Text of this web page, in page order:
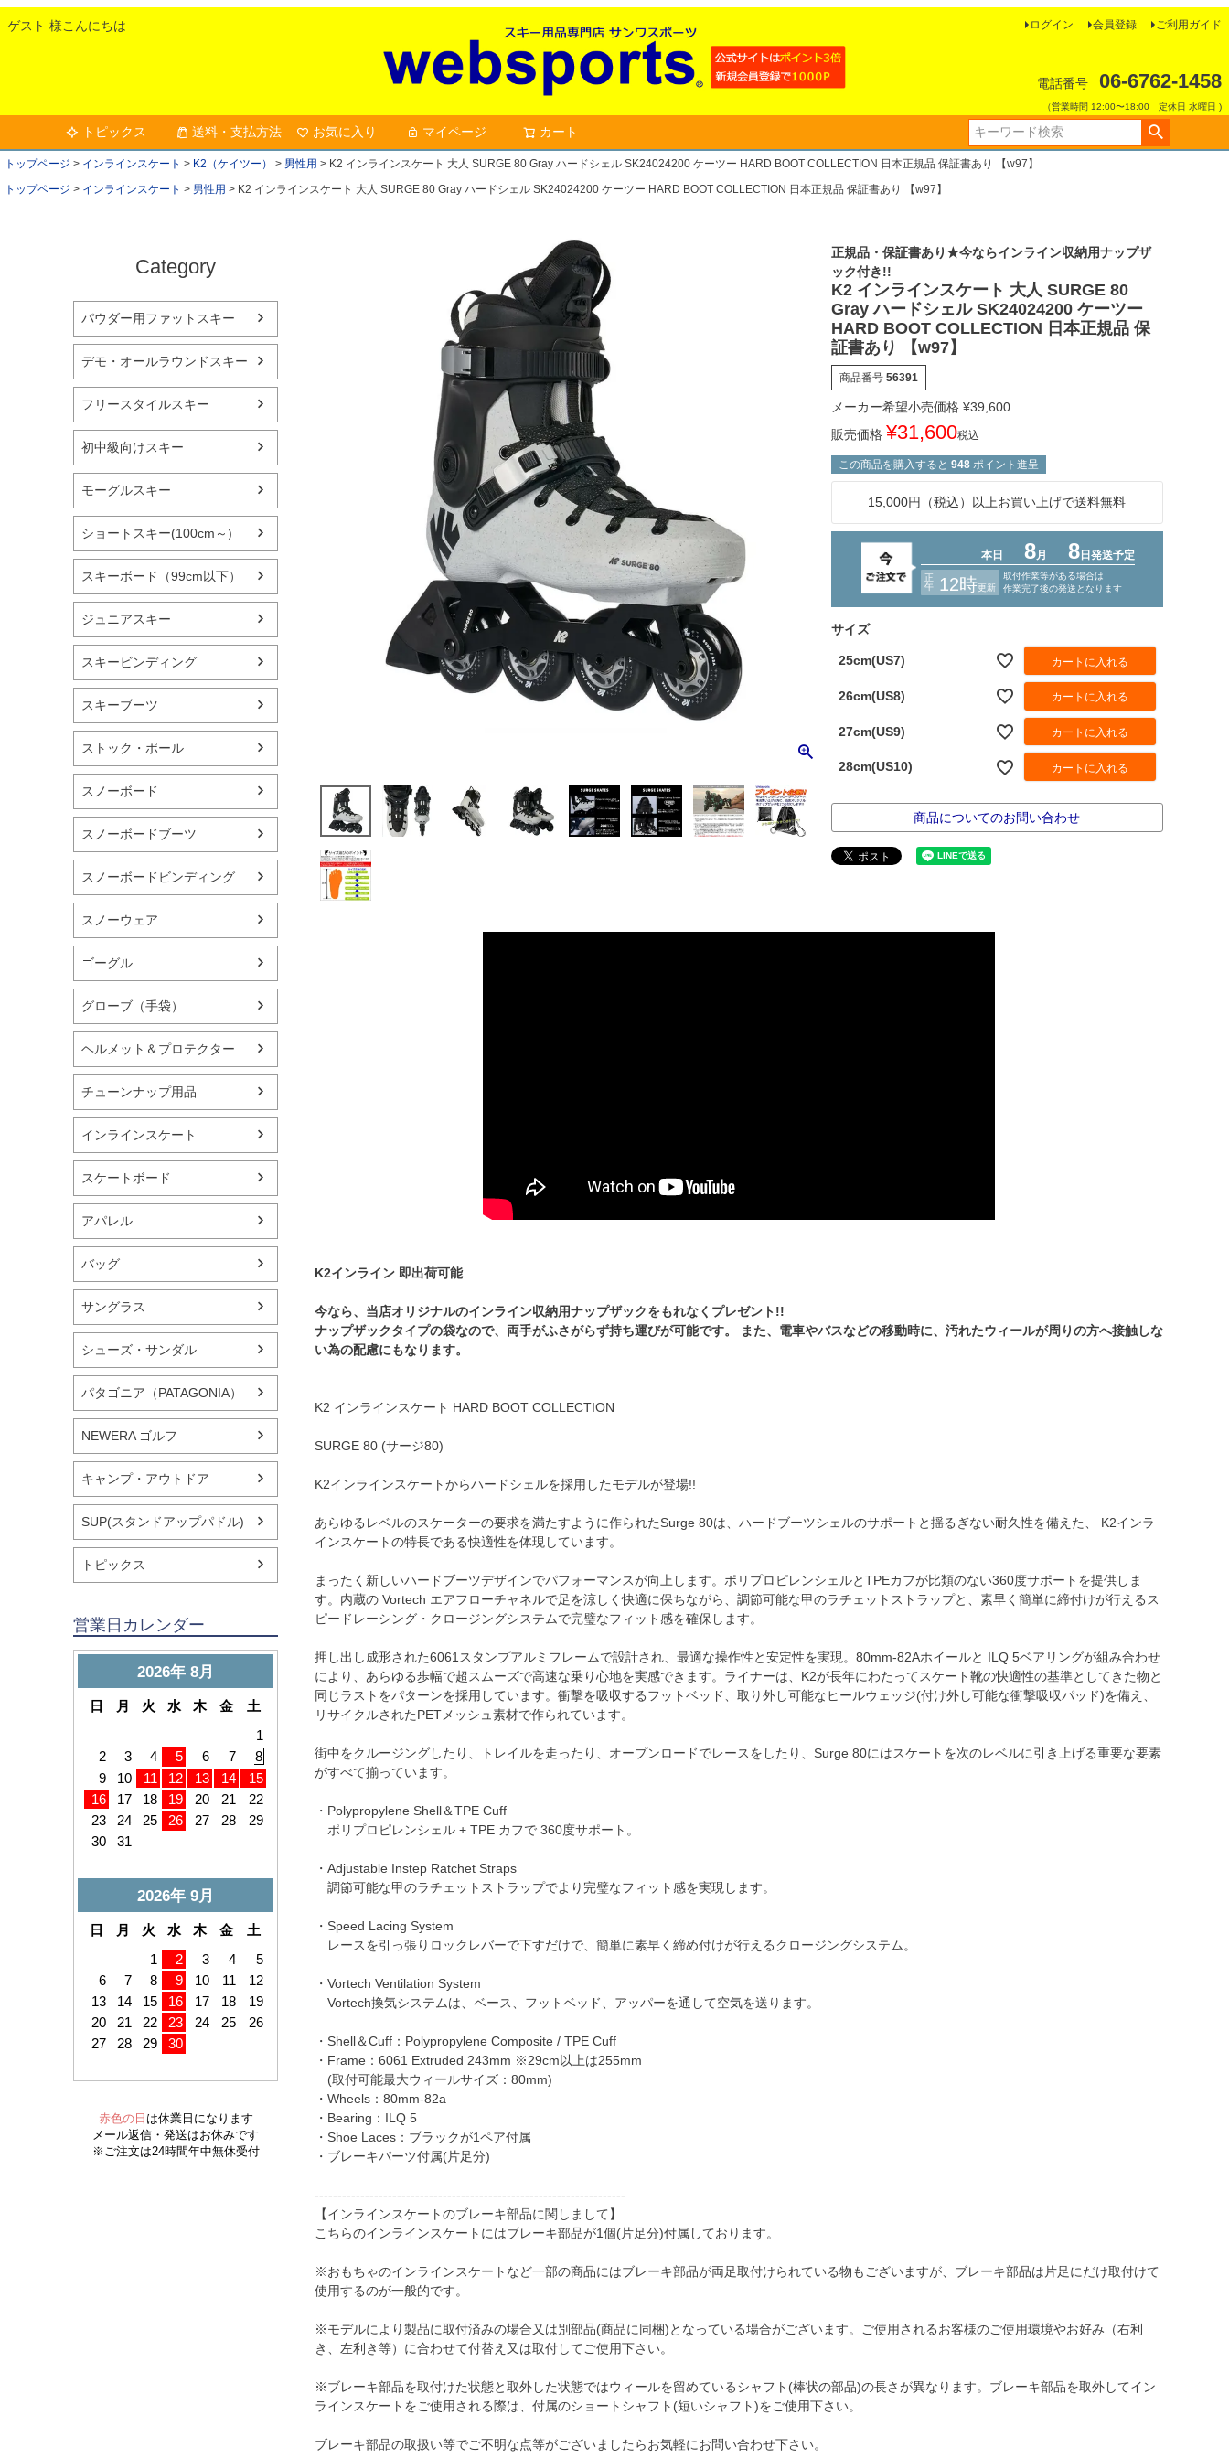
ゲスト 様こんにちは ログイン 会員登録 ご利用ガイド
電話番号 06-6762-1458
（営業時間 12:00〜18:00 定休日 水曜日 )
トピックス 送料・支払方法 お気に入り マイページ カート
トップページ インラインスケート K2（ケイツー） 男性用
K2 インラインスケート 大人 SURGE 80 Gray ハードシェル SK24024200 ケーツー HARD BOOT COLLECTION 日本正規品 保証書あり 【w97】
トップページ
インラインスケート 男性用 K2 インラインスケート 大人 SURGE 80 Gray ハードシェル SK24024200 ケーツー HARD BOOT COLLECTION 日本正規品 保証書あり 【w97】
Category
パウダー用ファットスキー
デモ・オールラウンドスキー
フリースタイルスキー
初中級向けスキー
モーグルスキー
ショートスキー(100cm～)
スキーボード（99cm以下）
ジュニアスキー
スキービンディング
スキーブーツ
ストック・ポール
スノーボード
スノーボードブーツ
スノーボードビンディング
スノーウェア
ゴーグル
グローブ（手袋）
ヘルメット＆プロテクター
チューンナップ用品
インラインスケート
スケートボード
アパレル
バッグ
サングラス
シューズ・サンダル
パタゴニア（PATAGONIA）
NEWERA ゴルフ
キャンプ・アウトドア
SUP(スタンドアップパドル)
トピックス
営業日カレンダー
正規品・保証書あり★今ならインライン収納用ナップザ
ック付き!!
K2 インラインスケート 大人 SURGE 80
Gray ハードシェル SK24024200 ケーツー
HARD BOOT COLLECTION 日本正規品 保
証書あり 【w97】
商品番号 56391
メーカー希望小売価格 ¥39,600
販売価格 ¥31,600税込
この商品を購入すると 948 ポイント進呈
15,000円（税込）以上お買い上げで送料無料
サイズ
25cm(US7) カートに入れる
26cm(US8) カートに入れる
27cm(US9) カートに入れる
28cm(US10) カートに入れる
商品についてのお問い合わせ
K2インライン 即出荷可能
今なら、当店オリジナルのインライン収納用ナップザックをもれなくプレゼント!!
ナップザックタイプの袋なので、両手がふさがらず持ち運びが可能です。 また、電車やバスなどの移動時に、汚れたウィールが周りの方へ接触しな
い為の配慮にもなります。
K2 インラインスケート HARD BOOT COLLECTION
SURGE 80 (サージ80)
K2インラインスケートからハードシェルを採用したモデルが登場!!
あらゆるレベルのスケーターの要求を満たすように作られたSurge 80は、ハードブーツシェルのサポートと揺るぎない耐久性を備えた、 K2インラ
インスケートの特長である快適性を体現しています。
まったく新しいハードブーツデザインでパフォーマンスが向上します。ポリプロピレンシェルとTPEカフが比類のない360度サポートを提供しま
す。内蔵の Vortech エアフローチャネルで足を涼しく快適に保ちながら、調節可能な甲のラチェットストラップと、素早く簡単に締付けが行えるス
ピードレーシング・クロージングシステムで完璧なフィット感を確保します。
押し出し成形された6061スタンプアルミフレームで設計され、最適な操作性と安定性を実現。80mm-82Aホイールと ILQ 5ベアリングが組み合わせ
により、あらゆる歩幅で超スムーズで高速な乗り心地を実感できます。ライナーは、K2が長年にわたってスケート靴の快適性の基準としてきた物と
同じラストをパターンを採用しています。衝撃を吸収するフットベッド、取り外し可能なヒールウェッジ(付け外し可能な衝撃吸収パッド)を備え、
リサイクルされたPETメッシュ素材で作られています。
街中をクルージングしたり、トレイルを走ったり、オープンロードでレースをしたり、Surge 80にはスケートを次のレベルに引き上げる重要な要素
がすべて揃っています。
・Polypropylene Shell＆TPE Cuff
ポリプロピレンシェル + TPE カフで 360度サポート。
・Adjustable Instep Ratchet Straps
調節可能な甲のラチェットストラップでより完璧なフィット感を実現します。
・Speed Lacing System
レースを引っ張りロックレバーで下すだけで、簡単に素早く締め付けが行えるクロージングシステム。
・Vortech Ventilation System
Vortech換気システムは、ベース、フットベッド、アッパーを通して空気を送ります。
・Shell＆Cuff：Polypropylene Composite / TPE Cuff
・Frame：6061 Extruded 243mm ※29cm以上は255mm
(取付可能最大ウィールサイズ：80mm)
・Wheels：80mm-82a
・Bearing：ILQ 5
・Shoe Laces：ブラックが1ペア付属
・ブレーキパーツ付属(片足分)
--------------------------------------------------------------------
【インラインスケートのブレーキ部品に関しまして】
こちらのインラインスケートにはブレーキ部品が1個(片足分)付属しております。
※おもちゃのインラインスケートなど一部の商品にはブレーキ部品が両足取付けられている物もございますが、ブレーキ部品は片足にだけ取付けて
使用するのが一般的です。
※モデルにより製品に取付済みの場合又は別部品(商品に同梱)となっている場合がございます。ご使用されるお客様のご使用環境やお好み（右利
き、左利き等）に合わせて付替え又は取付してご使用下さい。
※ブレーキ部品を取付けた状態と取外した状態ではウィールを留めているシャフト(棒状の部品)の長さが異なります。ブレーキ部品を取外してイン
ラインスケートをご使用される際は、付属のショートシャフト(短いシャフト)をご使用下さい。
ブレーキ部品の取扱い等でご不明な点等がございましたらお気軽にお問い合わせ下さい。